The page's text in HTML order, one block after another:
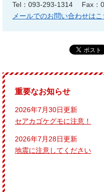
Tel：093-293-1314
Fax：
メールでのお問い合わせはこ
重要なお知らせ
2026年7月30日更新
セアカゴケグモに注意！
2026年7月28日更新
地震に注意してください